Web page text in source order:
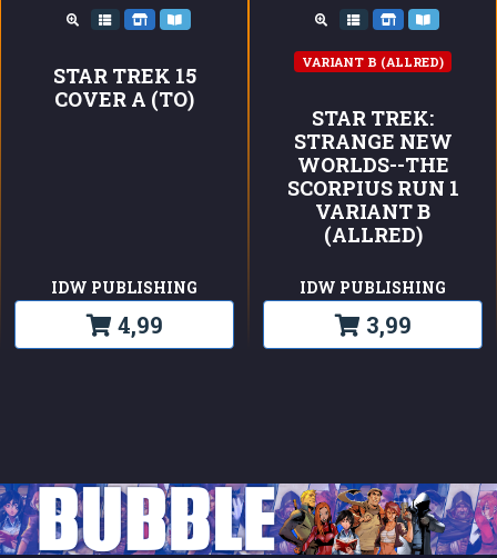
STAR TREK 15
COVER A (TO)
IDW PUBLISHING
4,99
VARIANT B (ALLRED)
STAR TREK:
STRANGE NEW
WORLDS--THE
SCORPIUS RUN 1
VARIANT B
(ALLRED)
IDW PUBLISHING
3,99